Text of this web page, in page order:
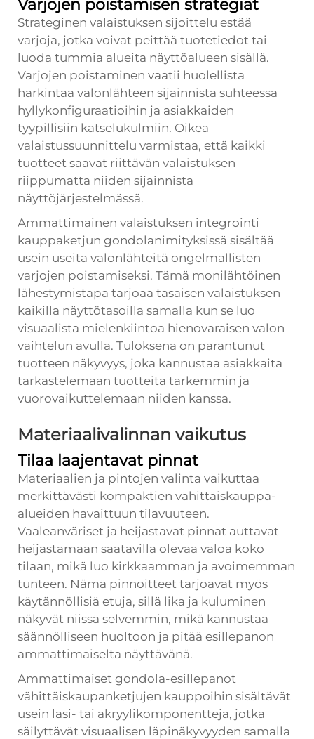
Varjojen poistamisen strategiat
Strateginen valaistuksen sijoittelu estää
varjoja, jotka voivat peittää tuotetiedot tai
luoda tummia alueita näyttöalueen sisällä.
Varjojen poistaminen vaatii huolellista
harkintaa valonlähteen sijainnista suhteessa
hyllykonfiguraatioihin ja asiakkaiden
tyypillisiin katselukulmiin. Oikea
valaistussuunnittelu varmistaa, että kaikki
tuotteet saavat riittävän valaistuksen
riippumatta niiden sijainnista
näyttöjärjestelmässä.
Ammattimainen valaistuksen integrointi
kauppa­ketjun gondolanimityksissä sisältää
usein useita valonlähteitä ongelmallisten
varjojen poistamiseksi. Tämä monilähtöinen
lähestymistapa tarjoaa tasaisen valaistuksen
kaikilla näyttötasoilla samalla kun se luo
visuaalista mielenkiintoa hienovaraisen valon
vaihtelun avulla. Tuloksena on parantunut
tuotteen näkyvyys, joka kannustaa asiakkaita
tarkastelemaan tuotteita tarkemmin ja
vuorovaikuttelemaan niiden kanssa.
Materiaalivalinnan vaikutus
Tilaa laajentavat pinnat
Materiaalien ja pintojen valinta vaikuttaa
merkittävästi kompaktien vähittäiskauppa-
alueiden havaittuun tilavuuteen.
Vaaleanväriset ja heijastavat pinnat auttavat
heijastamaan saatavilla olevaa valoa koko
tilaan, mikä luo kirkkaamman ja avoimemman
tunteen. Nämä pinnoitteet tarjoavat myös
käytännöllisiä etuja, sillä lika ja kuluminen
näkyvät niissä selvemmin, mikä kannustaa
säännölliseen huoltoon ja pitää esillepanon
ammattimaiselta näyttävänä.
Ammattimaiset gondola-esillepanot
vähittäiskaupanketjujen kauppoihin sisältävät
usein lasi- tai akryylikomponentteja, jotka
säilyttävät visuaalisen läpinäkyvyyden samalla